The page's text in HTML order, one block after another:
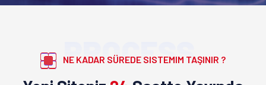
PROCESS
NE KADAR SÜREDE SISTEMIM TAŞINIR ?